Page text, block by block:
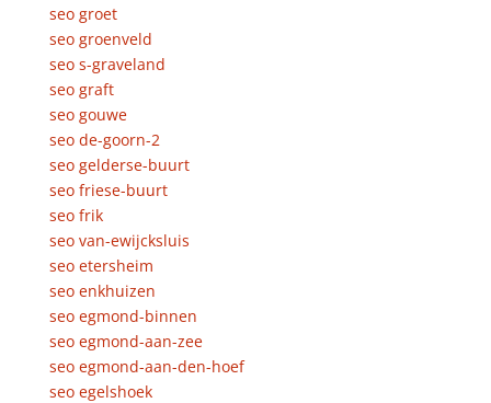
seo groet
seo groenveld
seo s-graveland
seo graft
seo gouwe
seo de-goorn-2
seo gelderse-buurt
seo friese-buurt
seo frik
seo van-ewijcksluis
seo etersheim
seo enkhuizen
seo egmond-binnen
seo egmond-aan-zee
seo egmond-aan-den-hoef
seo egelshoek